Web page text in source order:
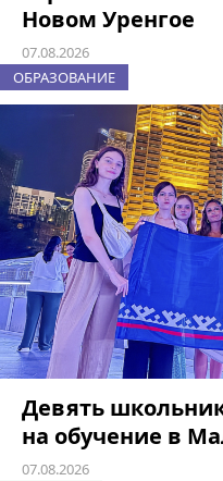
Новом Уренгое
07.08.2026
ОБРАЗОВАНИЕ
Девять
на обучение в
07.08.2026